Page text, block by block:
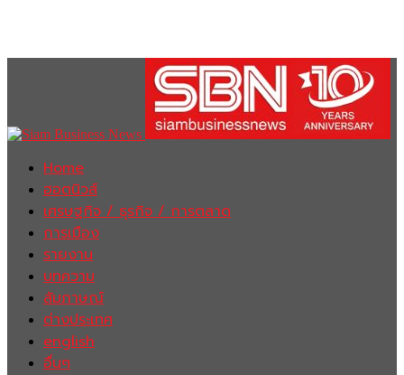
Home
ฮอตนิวส์
เศรษฐกิจ / ธุรกิจ / การตลาด
การเมือง
รายงาน
บทความ
สัมภาษณ์
ต่างประเทศ
english
อื่นๆ